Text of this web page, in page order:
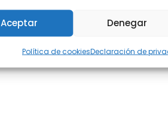
Aceptar Denegar
Política de cookiesDeclaración de